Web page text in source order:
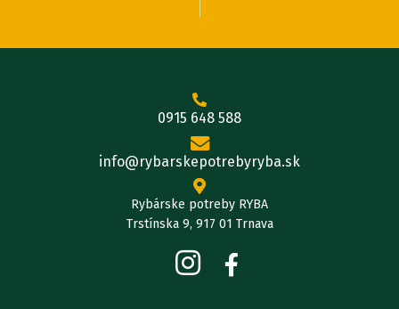
0915 648 588
info@rybarskepotrebyryba.sk
Rybárske potreby RYBA
Trstínska 9, 917 01 Trnava